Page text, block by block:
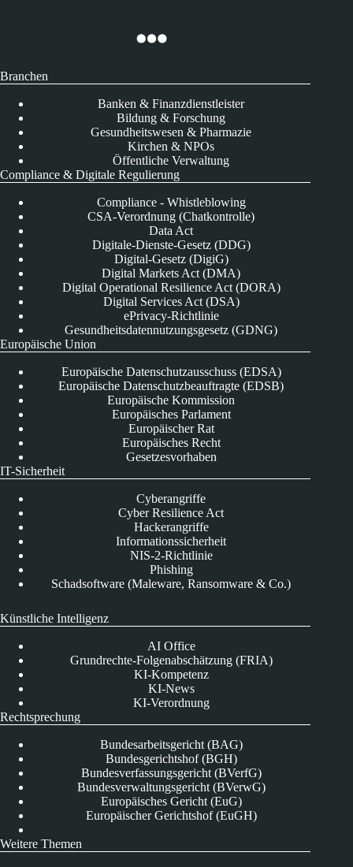
Branchen
Banken & Finanzdienstleister
Bildung & Forschung
Gesundheitswesen & Pharmazie
Kirchen & NPOs
Öffentliche Verwaltung
Compliance & Digitale Regulierung
Compliance - Whistleblowing
CSA-Verordnung (Chatkontrolle)
Data Act
Digitale-Dienste-Gesetz (DDG)
Digital-Gesetz (DigiG)
Digital Markets Act (DMA)
Digital Operational Resilience Act (DORA)
Digital Services Act (DSA)
ePrivacy-Richtlinie
Gesundheitsdatennutzungsgesetz (GDNG)
Europäische Union
Europäische Datenschutzausschuss (EDSA)
Europäische Datenschutzbeauftragte (EDSB)
Europäische Kommission
Europäisches Parlament
Europäischer Rat
Europäisches Recht
Gesetzesvorhaben
IT-Sicherheit
Cyberangriffe
Cyber Resilience Act
Hackerangriffe
Informationssicherheit
NIS-2-Richtlinie
Phishing
Schadsoftware (Maleware, Ransomware & Co.)
Künstliche Intelligenz
AI Office
Grundrechte-Folgenabschätzung (FRIA)
KI-Kompetenz
KI-News
KI-Verordnung
Rechtsprechung
Bundesarbeitsgericht (BAG)
Bundesgerichtshof (BGH)
Bundesverfassungsgericht (BVerfG)
Bundesverwaltungsgericht (BVerwG)
Europäisches Gericht (EuG)
Europäischer Gerichtshof (EuGH)
Weitere Themen